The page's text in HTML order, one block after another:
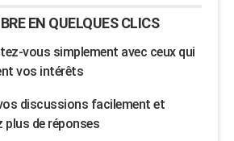
EN QUELQUES CLICS
vous simplement avec ceux qui
vos intérêts
discussions facilement et
plus de réponses